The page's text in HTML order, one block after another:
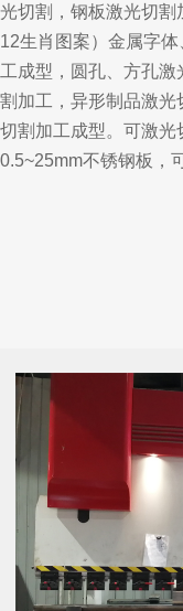
光切割，钢板激光切割
12生肖图案）金属字
工成型，圆孔、方孔
割加工，异形制品激
切割加工成型。可激光
0.5~25mm不锈钢板，